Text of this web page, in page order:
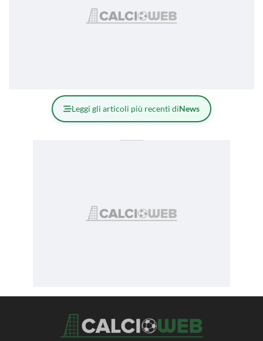
Leggi gli articoli più recenti diNews